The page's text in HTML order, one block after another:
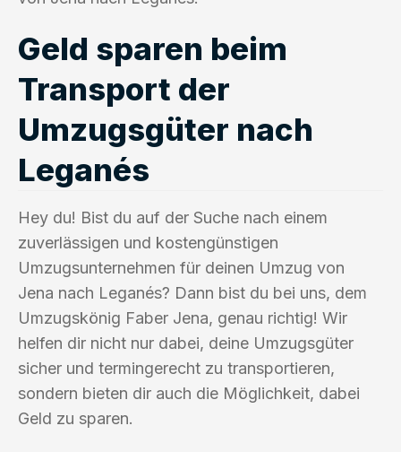
Geld sparen beim
Transport der
Umzugsgüter nach
Leganés
Hey du! Bist du auf der Suche nach einem
zuverlässigen und kostengünstigen
Umzugsunternehmen für deinen Umzug von
Jena nach Leganés? Dann bist du bei uns, dem
Umzugskönig Faber Jena, genau richtig! Wir
helfen dir nicht nur dabei, deine Umzugsgüter
sicher und termingerecht zu transportieren,
sondern bieten dir auch die Möglichkeit, dabei
Geld zu sparen.